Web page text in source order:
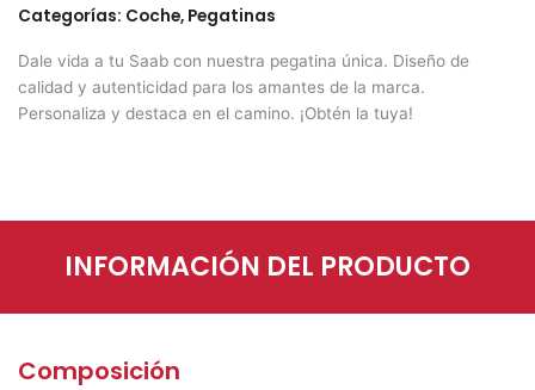
Categorías: Coche, Pegatinas
Dale vida a tu Saab con nuestra pegatina única. Diseño de
calidad y autenticidad para los amantes de la marca.
Personaliza y destaca en el camino. ¡Obtén la tuya!
INFORMACIÓN DEL PRODUCTO
Composición